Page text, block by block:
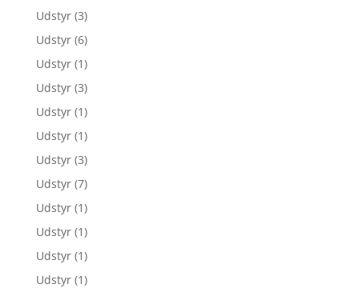
Udstyr (3)
Udstyr (6)
Udstyr (1)
Udstyr (3)
Udstyr (1)
Udstyr (1)
Udstyr (3)
Udstyr (7)
Udstyr (1)
Udstyr (1)
Udstyr (1)
Udstyr (1)